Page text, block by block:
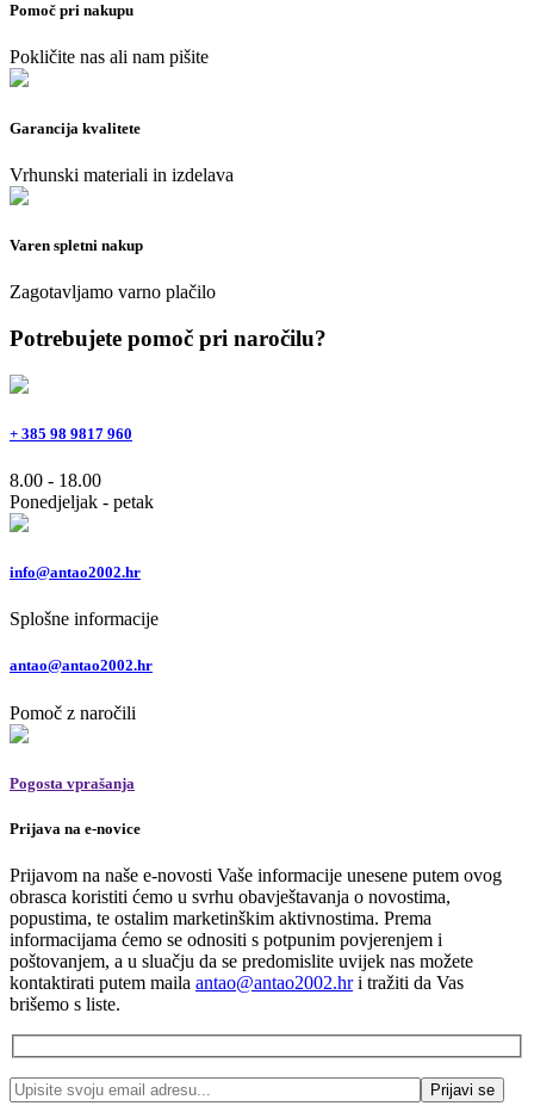
Pomoč pri nakupu
Pokličite nas ali nam pišite
Garancija kvalitete
Vrhunski materiali in izdelava
Varen spletni nakup
Zagotavljamo varno plačilo
Potrebujete pomoč pri naročilu?
+ 385 98 9817 960
8.00 - 18.00
Ponedjeljak - petak
info@antao2002.hr
Splošne informacije
antao@antao2002.hr
Pomoč z naročili
Pogosta vprašanja
Prijava na e-novice
Prijavom na naše e-novosti Vaše informacije unesene putem ovog
obrasca koristiti ćemo u svrhu obavještavanja o novostima,
popustima, te ostalim marketinškim aktivnostima. Prema
informacijama ćemo se odnositi s potpunim povjerenjem i
poštovanjem, a u sluačju da se predomislite uvijek nas možete
kontaktirati putem maila antao@antao2002.hri tražiti da Vas
brišemo s liste.